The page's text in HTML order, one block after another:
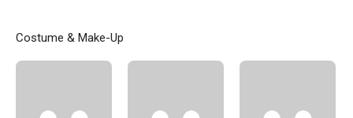
Costume & Make-Up